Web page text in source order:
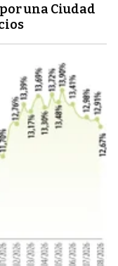
una Ciudad